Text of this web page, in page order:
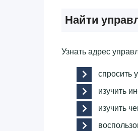
Найти
Узнать адрес
спросить
изучить
изучить